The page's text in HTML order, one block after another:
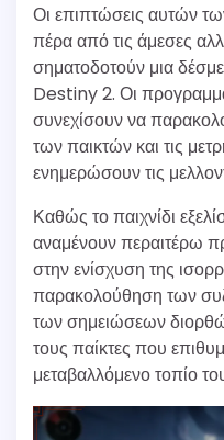
Οι επιπτώσεις αυτών
πέρα από τις άμεσες
σηματοδοτούν μια
Destiny 2. Οι
συνεχίσουν να
των παικτών και τις
ενημερώσουν τις
Καθώς το παιχνίδι
αναμένουν περαιτέρω
στην ενίσχυση της
παρακολούθηση των
των σημειώσεων
τους παίκτες που
μεταβαλλόμενο τοπίο